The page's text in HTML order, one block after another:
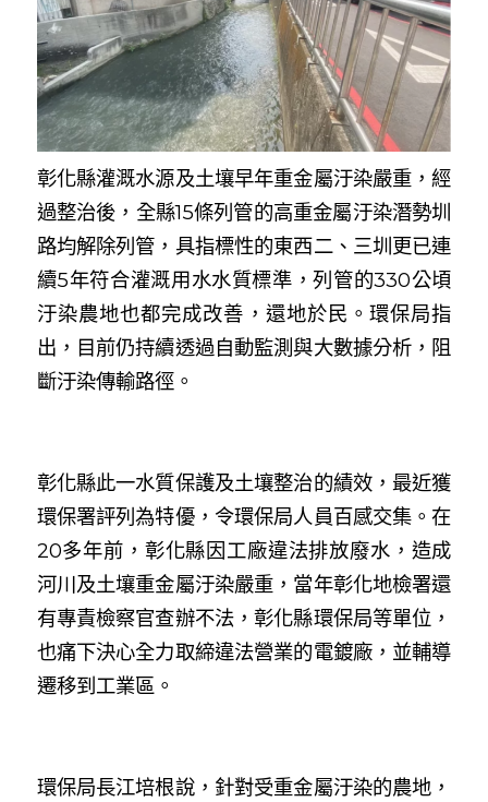
彰化縣灌溉水源及土壤早年重金屬汙染嚴重，經
過整治後，全縣15條列管的高重金屬汙染潛勢圳
路均解除列管，具指標性的東西二、三圳更已連
續5年符合灌溉用水水質標準，列管的330公頃
汙染農地也都完成改善，還地於民。環保局指
出，目前仍持續透過自動監測與大數據分析，阻
斷汙染傳輸路徑。
彰化縣此一水質保護及土壤整治的績效，最近獲
環保署評列為特優，令環保局人員百感交集。在
20多年前，彰化縣因工廠違法排放廢水，造成
河川及土壤重金屬汙染嚴重，當年彰化地檢署還
有專責檢察官查辦不法，彰化縣環保局等單位，
也痛下決心全力取締違法營業的電鍍廠，並輔導
遷移到工業區。
環保局長江培根說，針對受重金屬汙染的農地，